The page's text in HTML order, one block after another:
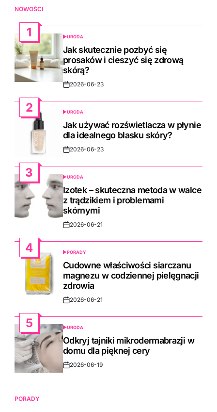
NOWOŚCI
1
POSTED
IN
URODA
Jak skutecznie pozbyć się
prosaków i cieszyć się zdrową
skórą?
Post2026-06-23
2
POSTED
IN
URODA
Jak używać rozświetlacza w płynie
dla idealnego blasku skóry?
Post2026-06-23
3
POSTED
IN
URODA
Izotek – skuteczna metoda w walce
z trądzikiem i problemami
skórnymi
Post2026-06-21
4
POSTED
IN
PORADY
Cudowne właściwości siarczanu
magnezu w codziennej pielęgnacji
zdrowia
Post2026-06-21
5
POSTED
IN
URODA
Odkryj tajniki mikrodermabrazji w
domu dla pięknej cery
Post2026-06-19
PORADY